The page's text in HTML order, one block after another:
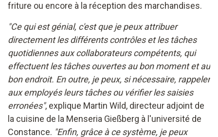
friture ou encore à la réception des marchandises.
"Ce qui est génial, c'est que je peux attribuer
directement les différents contrôles et les tâches
quotidiennes aux collaborateurs compétents, qui
effectuent les tâches ouvertes au bon moment et au
bon endroit. En outre, je peux, si nécessaire, rappeler
aux employés leurs tâches ou vérifier les saisies
erronées", explique Martin Wild, directeur adjoint de
la cuisine de la Menseria Gießberg à l'université de
Constance. "Enfin, grâce à ce système, je peux